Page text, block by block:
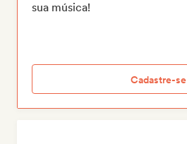
sua música!
Cadastre-se